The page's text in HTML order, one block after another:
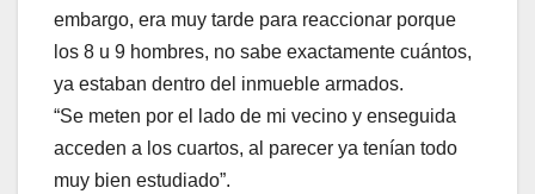
embargo, era muy tarde para reaccionar porque
los 8 u 9 hombres, no sabe exactamente cuántos,
ya estaban dentro del inmueble armados.
“Se meten por el lado de mi vecino y enseguida
acceden a los cuartos, al parecer ya tenían todo
muy bien estudiado”.